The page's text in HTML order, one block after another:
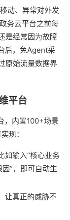
动、异常对外发
务云平台之前每
是经常因为故障
后，免Agent采
原始流量数据界
平台
，内置100+场景
现：
如输入“核心业务
”，即可自动生
让真正的威胁不